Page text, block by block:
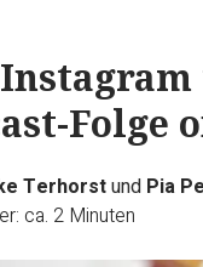
Folge
Terhorstund Pia
ca. 2 Minuten